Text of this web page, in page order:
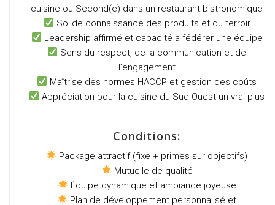
cuisine ou Second(e) dans un restaurant bistronomique
Solide connaissance des produits et du terroir
Leadership affirmé et capacité à fédérer une équipe
Sens du respect, de la communication et de
l’engagement
Maîtrise des normes HACCP et gestion des coûts
Appréciation pour la cuisine du Sud-Ouest un vrai plus
!
Conditions:
Package attractif (fixe + primes sur objectifs)
Mutuelle de qualité
Équipe dynamique et ambiance joyeuse
Plan de développement personnalisé et